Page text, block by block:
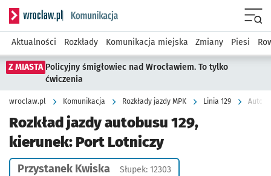
Serwis informacyjny wroclaw.pl podserwis: Komunikacja
Aktualności Rozkłady Komunikacja miejska Zmiany Piesi
Z MIASTA Policyjny śmigłowiec nad Wrocławiem. To tylko
ćwiczenia
wroclaw.pl Komunikacja Rozkłady jazdy MPK Linia 129
Rozkład jazdy autobusu 129,
kierunek: Port Lotniczy
Przystanek Kwiska Słupek: 12303